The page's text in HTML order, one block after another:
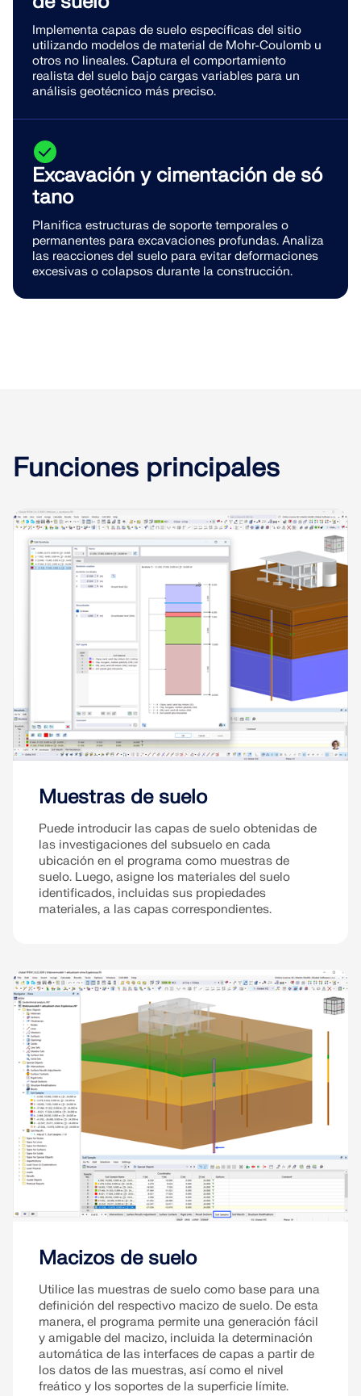
Implementa capas de suelo específicas del sitio
utilizando modelos de material de Mohr-Coulomb u
otros no lineales. Captura el comportamiento
realista del suelo bajo cargas variables para un
análisis geotécnico más preciso.
Excavación y cimentación de só
tano
Planifica estructuras de soporte temporales o
permanentes para excavaciones profundas. Analiza
las reacciones del suelo para evitar deformaciones
excesivas o colapsos durante la construcción.
Funciones principales
Muestras de suelo
Puede introducir las capas de suelo obtenidas de
las investigaciones del subsuelo en cada
ubicación en el programa como muestras de
suelo. Luego, asigne los materiales del suelo
identificados, incluidas sus propiedades
materiales, a las capas correspondientes.
Macizos de suelo
Utilice las muestras de suelo como base para una
definición del respectivo macizo de suelo. De esta
manera, el programa permite una generación fácil
y amigable del macizo, incluida la determinación
automática de las interfaces de capas a partir de
los datos de las muestras, así como el nivel
freático y los soportes de la superficie límite.